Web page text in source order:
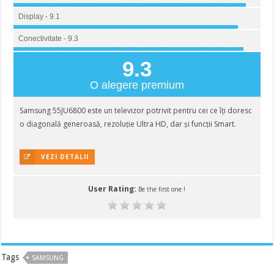
Display - 9.1
Conectivitate - 9.3
9.3
O alegere premium
Samsung 55JU6800 este un televizor potrivit pentru cei ce îți doresc
o diagonală generoasă, rezoluție Ultra HD, dar și funcții Smart.
VEZI DETALII
User Rating: Be the first one !
Tags SAMSUNG